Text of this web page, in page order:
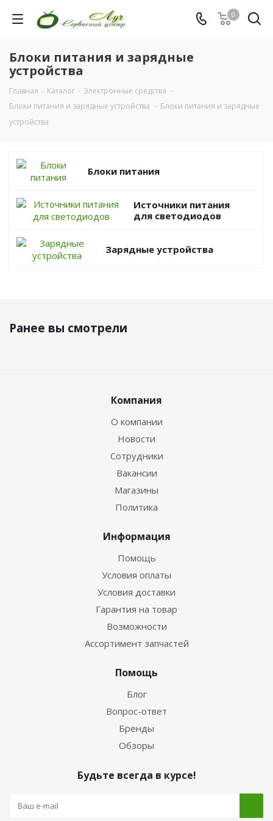
0
Блоки питания и зарядные
устройства
Главная - Каталог - Электронные средства -
Блоки питания и зарядные устройства - Блоки питания и зарядные
устройства
Блоки питания
Источники питания
для светодиодов
Зарядные устройства
Ранее вы смотрели
Компания
О компании
Новости
Сотрудники
Вакансии
Магазины
Политика
Информация
Помощь
Условия оплаты
Условия доставки
Гарантия на товар
Возможности
Ассортимент запчастей
Помощь
Блог
Вопрос-ответ
Бренды
Обзоры
Будьте всегда в курсе!